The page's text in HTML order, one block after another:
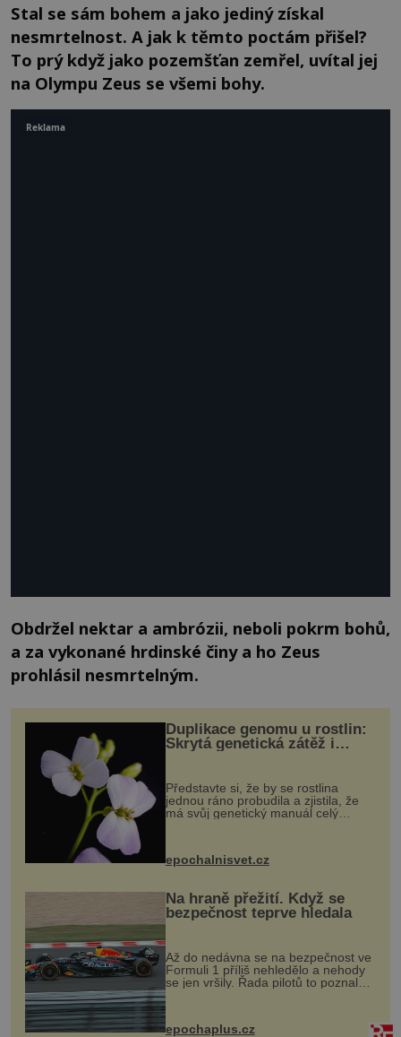
Stal se sám bohem a jako jediný získal
nesmrtelnost. A jak k těmto poctám přišel?
To prý když jako pozemšťan zemřel, uvítal jej
na Olympu Zeus se všemi bohy.
Obdržel nektar a ambrózii, neboli pokrm bohů,
a za vykonané hrdinské činy a ho Zeus
prohlásil nesmrtelným.
Duplikace genomu u rostlin:
Skrytá genetická zátěž i
Představte si, že by se rostlina
jednou ráno probudila a zjistila, že
má svůj genetický manuál celý
vstupenka...
epochalnisvet.cz
Na hraně přežití. Když se
bezpečnost teprve hledala
Až do nedávna se na bezpečnost ve
Formuli 1 příliš nehledělo a nehody
se jen vršily. Řada pilotů to poznala
na vlastní kůži, často s trvalými
následky nebo bohužel i ztrátou
života. Dnes nepochopiteln...
epochaplus.cz
Reklama